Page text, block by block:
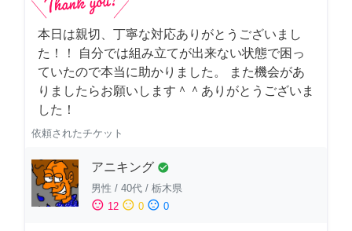
本日は親切、丁寧な対応ありがとうございまし
た！！ 自分では組み立てが出来ない状態で困っ
ていたので本当に助かりました。 また機会があ
りましたらお願いします＾＾ありがとうございま
した！
依頼されたチケット
アニキング check_circle
男性 / 40代 / 栃木県
sentiment_satisfied 12 sentiment_neutral 0 sentiment_dissatisfied 0